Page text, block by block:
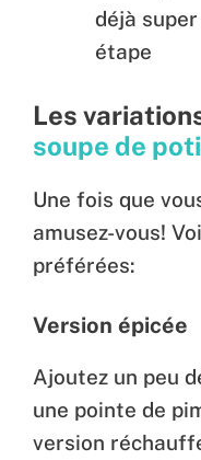
déjà
étape
Les
soupe de
Une fois que
amusez-vous!
préférées:
Version épicée
Ajoutez un peu
une pointe de
version